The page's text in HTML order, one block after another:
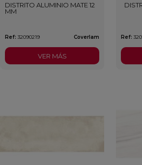
DISTRITO ALUMINIO MATE 12
MM
Ref: 32090219 Coverlam
VER MÁS
Ref: